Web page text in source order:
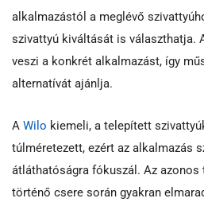
alkalmazástól a meglévő
szivattyú kiváltását is választhatja.
veszi a konkrét alkalmazást, így
alternatívát ajánlja.
A Wilo kiemeli, a telepített
túlméretezett, ezért az alkalmazás
átláthatóságra fókuszál. Az azonos
történő csere során gyakran